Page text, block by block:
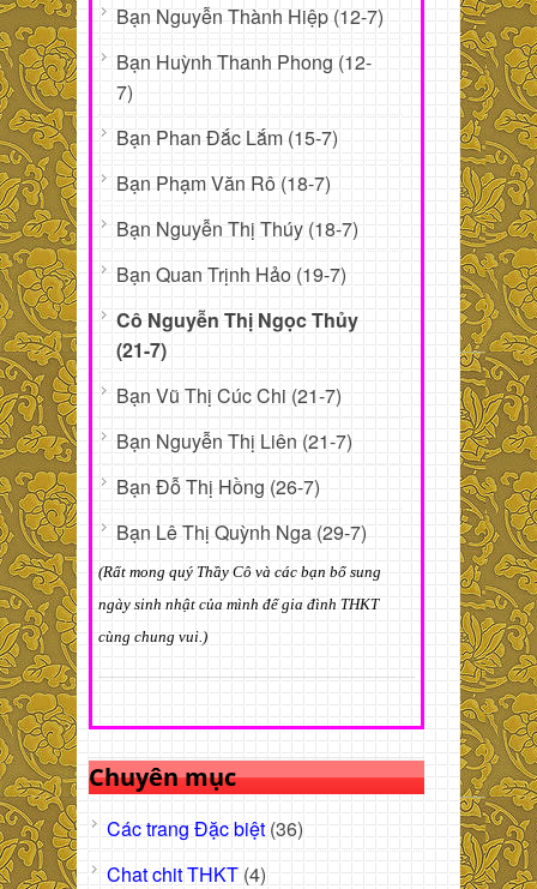
Bạn Nguyễn Thành Hiệp (12-7)
Bạn Huỳnh Thanh Phong (12-
7)
Bạn Phan Đắc Lắm (15-7)
Bạn Phạm Văn Rô (18-7)
Bạn Nguyễn Thị Thúy (18-7)
Bạn Quan Trịnh Hảo (19-7)
Cô Nguyễn Thị Ngọc Thủy
(21-7)
Bạn Vũ Thị Cúc Chi (21-7)
Bạn Nguyễn Thị Liên (21-7)
Bạn Đỗ Thị Hồng (26-7)
Bạn Lê Thị Quỳnh Nga (29-7)
(Rất mong quý Thầy Cô và các bạn bổ sung
ngày sinh nhật của mình để gia đình THKT
cùng chung vui.)
Chuyên mục
Các trang Đặc biệt (36)
Chat chit THKT (4)